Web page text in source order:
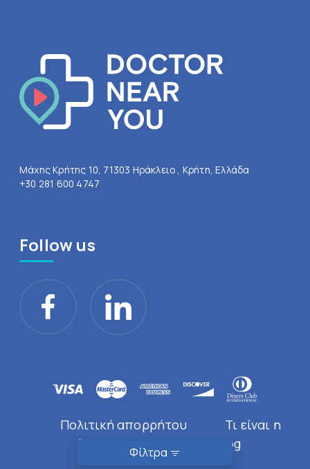
Φίλτρα
Μάχης Κρήτης 10, 71303 Ηράκλειο , Κρήτη, Ελλάδα
+30 281 600 4747
Follow us
Πολιτική απορρήτου
Τι είναι η
Doctor Near You
Blog